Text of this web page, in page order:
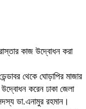
কাজ উদ্বোধন করা
থেকে ঘোড়াপির মাজার
করেন ঢাকা জেলা
ডা.এনামুর রহমান।